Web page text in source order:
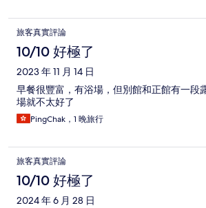
旅客真實評論
10/10 好極了
2023 年 11 月 14 日
早餐很豐富，有浴場，但別館和正館有一段
場就不太好了
PingChak，1 晚旅行
旅客真實評論
10/10 好極了
2024 年 6 月 28 日